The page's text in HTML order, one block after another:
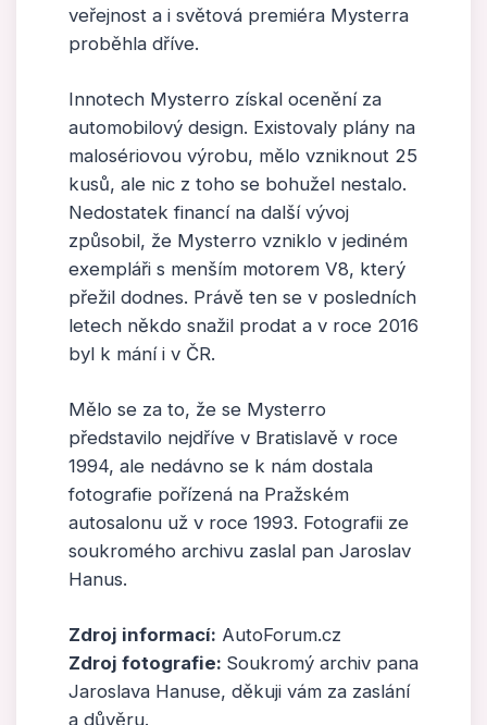
veřejnost a i světová premiéra Mysterra
proběhla dříve.
Innotech Mysterro získal ocenění za
automobilový design. Existovaly plány na
malosériovou výrobu, mělo vzniknout 25
kusů, ale nic z toho se bohužel nestalo.
Nedostatek financí na další vývoj
způsobil, že Mysterro vzniklo v jediném
exempláři s menším motorem V8, který
přežil dodnes. Právě ten se v posledních
letech někdo snažil prodat a v roce 2016
byl k mání i v ČR.
Mělo se za to, že se Mysterro
představilo nejdříve v Bratislavě v roce
1994, ale nedávno se k nám dostala
fotografie pořízená na Pražském
autosalonu už v roce 1993. Fotografii ze
soukromého archivu zaslal pan Jaroslav
Hanus.
Zdroj informací: AutoForum.cz
Zdroj fotografie: Soukromý archiv pana
Jaroslava Hanuse, děkuji vám za zaslání
a důvěru.